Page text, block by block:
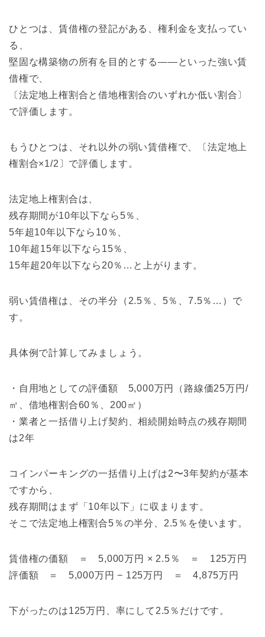
ひとつは、賃借権の登記がある、権利金を支払ってい
る、
堅固な構築物の所有を目的とする――といった強い賃
借権で、
〔法定地上権割合と借地権割合のいずれか低い割合〕
で評価します。
もうひとつは、それ以外の弱い賃借権で、〔法定地上
権割合×1/2〕で評価します。
法定地上権割合は、
残存期間が10年以下なら5％、
5年超10年以下なら10％、
10年超15年以下なら15％、
15年超20年以下なら20％…と上がります。
弱い賃借権は、その半分（2.5％、5％、7.5％…）で
す。
具体例で計算してみましょう。
・自用地としての評価額 5,000万円（路線価25万円/
㎡、借地権割合60％、200㎡）
・業者と一括借り上げ契約、相続開始時点の残存期間
は2年
コインパーキングの一括借り上げは2〜3年契約が基本
ですから、
残存期間はまず「10年以下」に収まります。
そこで法定地上権割合5％の半分、2.5％を使います。
賃借権の価額 ＝ 5,000万円 × 2.5％ ＝ 125万円
評価額 ＝ 5,000万円 − 125万円 ＝ 4,875万円
下がったのは125万円、率にして2.5％だけです。